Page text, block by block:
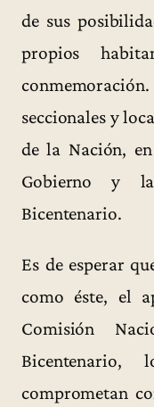
de sus
propios
seccionales y
de la Nación,
Gobierno y
Bicentenario.
Es de esperar
como éste, el
Comisión
Bicentenario,
comprometan